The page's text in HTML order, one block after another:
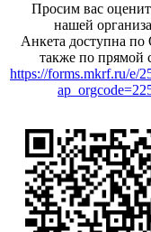
Просим вас
нашей
Анкета доступна по
также по прямой
https://forms.mkrf.ru/e/